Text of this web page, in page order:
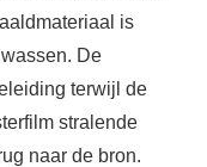
is
De
terwijl de
stralende
naar de bron.